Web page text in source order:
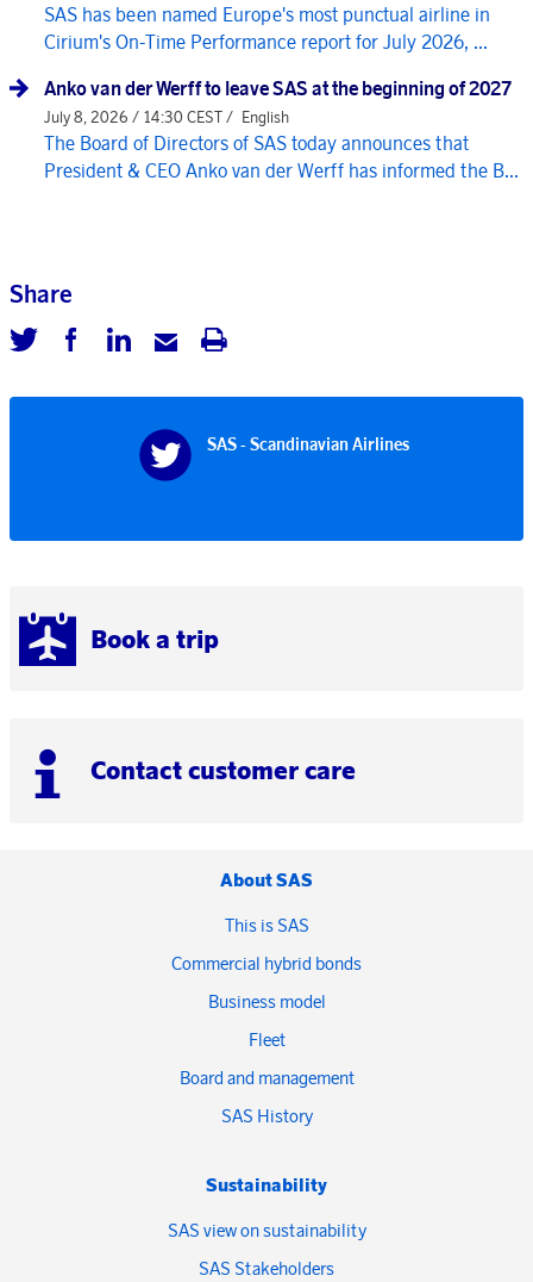
Book a trip
Contact customer care
SAS has been named Europe's most punctual airline in
Cirium's On-Time Performance report for July 2026, ...
Anko van der Werff to leave SAS at the beginning of 2027
July 8, 2026 / 14:30 CEST / English
The Board of Directors of SAS today announces that
President & CEO Anko van der Werff has informed the B...
Share
SAS - Scandinavian Airlines
About SAS
This is SAS
Commercial hybrid bonds
Business model
Fleet
Board and management
SAS History
Sustainability
SAS view on sustainability
SAS Stakeholders